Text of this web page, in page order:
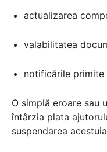
actualizarea
valabilitatea
notificările
O simplă eroare sau
întârzia plata
suspendarea